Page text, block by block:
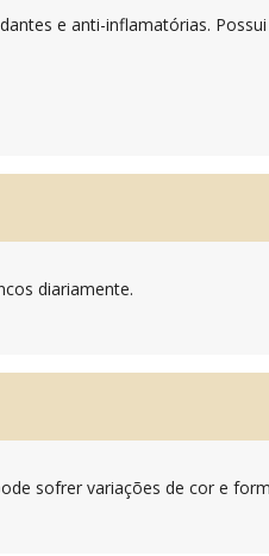
e anti-inflamatórias.
diariamente.
sofrer variações de cor e